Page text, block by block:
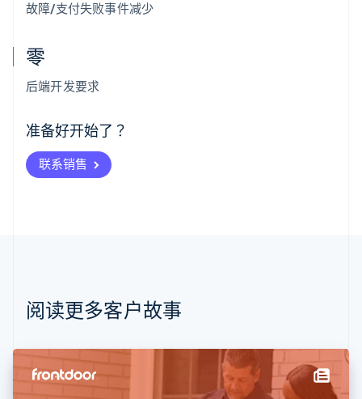
故障/支付失败事件减少
零
后端开发要求
准备好开始了？
联系销售
阅读更多客户故事
爱尔兰
爱沙尼亚
English
奥地利
Deutsch English
Nederlands Français Deutsch
波兰
丹麦
德国